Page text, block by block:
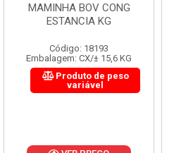
MAMINHA BOV CONG
ESTANCIA KG
Código: 18193
Embalagem: CX/± 15,6 KG
Produto de peso
variável